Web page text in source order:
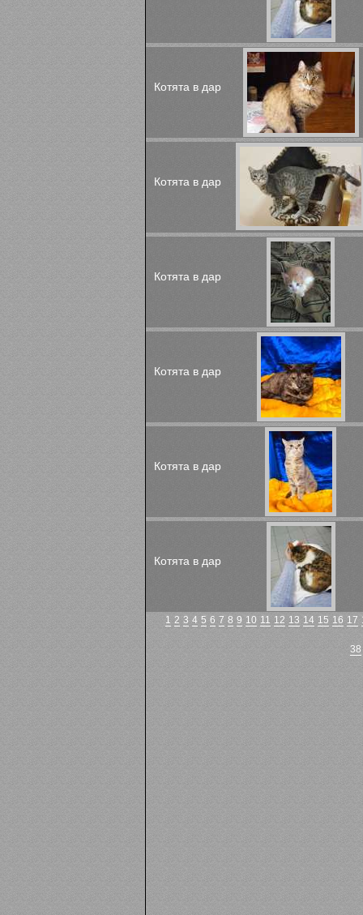
Котята в дар
Котята в дар
Котята в дар
Котята в дар
Котята в дар
Котята в дар
1 2 3 4 5 6 7 8 9 10 11 12 13 14 15 16 17
38